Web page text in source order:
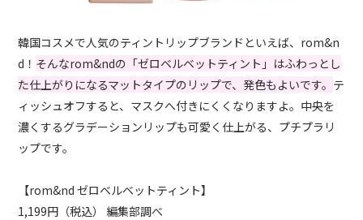
韓国コスメで人気のティントリップブランドといえば、rom&n
d！ そんなrom&ndの「ゼロベルベットティント」はふわっとし
た仕上がりになるマットタイプのリップで、発色もよいです。 テ
ィッシュオフすると、マスクへ付きにくくなりますよ。中央を
濃くするグラデーションリップも可愛く仕上がる、プチプラリ
ップです。
【rom&nd ゼロベルベットティント】
1,199円（税込） 編集部調べ